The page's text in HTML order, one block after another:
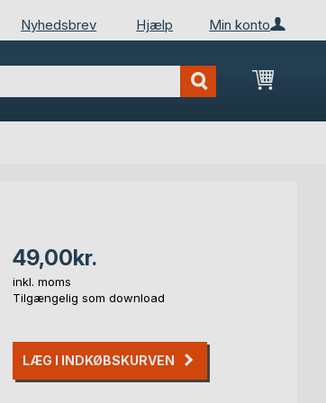
Min konto
Nyhedsbrev Hjælp
Min
49,00kr.
inkl. moms
Tilgængelig som download
LÆG I INDKØBSKURVEN